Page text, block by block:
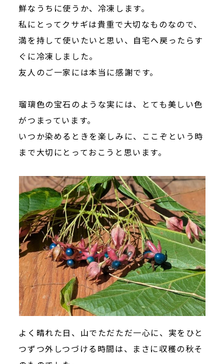
鮮なうちに使うか、冷凍します。
私にとってクサギは貴重で大切なものなので、
満を持して使いたいと思い、自宅へ戻ったらす
ぐに冷凍しました。
友人のご一家には本当に感謝です。
瑠璃色の宝石のような実には、とても美しい色
がつまっています。
いつか染めるときを楽しみに、ここぞという時
まで大切にとっておこうと思います。
よく晴れた日、山でただただ一心に、実をひと
つずつ外しつづける時間は、まさに収穫の秋そ